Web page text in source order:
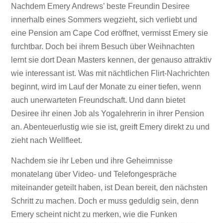
Nachdem Emery Andrews’ beste Freundin Desiree
innerhalb eines Sommers wegzieht, sich verliebt und
eine Pension am Cape Cod eröffnet, vermisst Emery sie
furchtbar. Doch bei ihrem Besuch über Weihnachten
lernt sie dort Dean Masters kennen, der genauso attraktiv
wie interessant ist. Was mit nächtlichen Flirt-Nachrichten
beginnt, wird im Lauf der Monate zu einer tiefen, wenn
auch unerwarteten Freundschaft. Und dann bietet
Desiree ihr einen Job als Yogalehrerin in ihrer Pension
an. Abenteuerlustig wie sie ist, greift Emery direkt zu und
zieht nach Wellfleet.
Nachdem sie ihr Leben und ihre Geheimnisse
monatelang über Video- und Telefongespräche
miteinander geteilt haben, ist Dean bereit, den nächsten
Schritt zu machen. Doch er muss geduldig sein, denn
Emery scheint nicht zu merken, wie die Funken